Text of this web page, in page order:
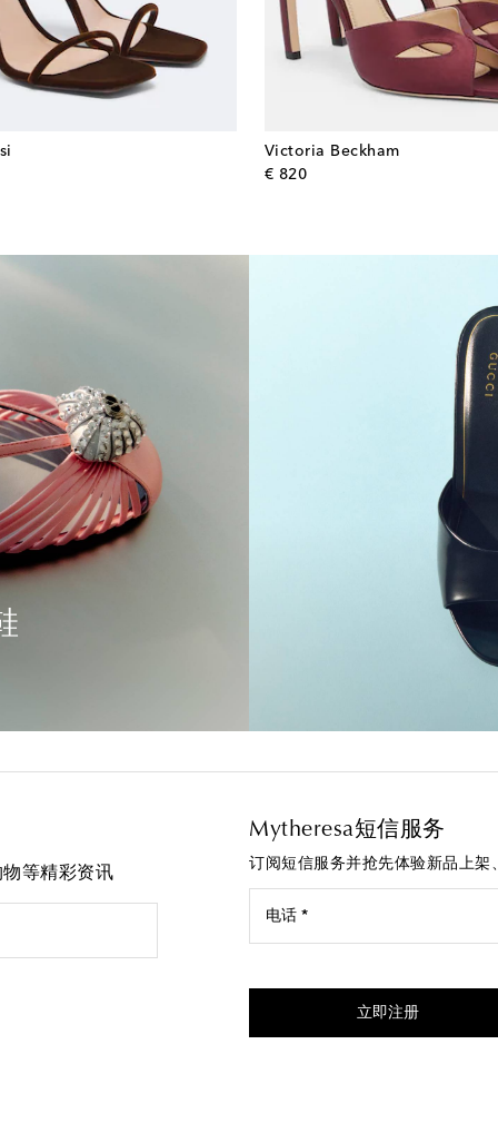
Victoria Beckham
€ 820original price
等精彩资讯
Mytheresa短信服务
订阅短信服务并抢先体验新品上架
电话 *
立即注册